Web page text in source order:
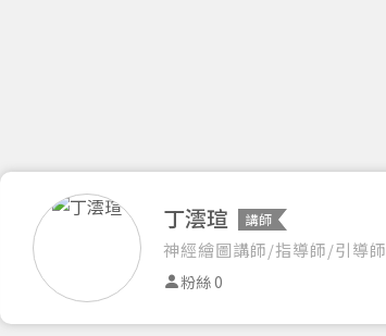
丁澐瑄 講師
神經繪圖講師/指導師/引導師
粉絲 0